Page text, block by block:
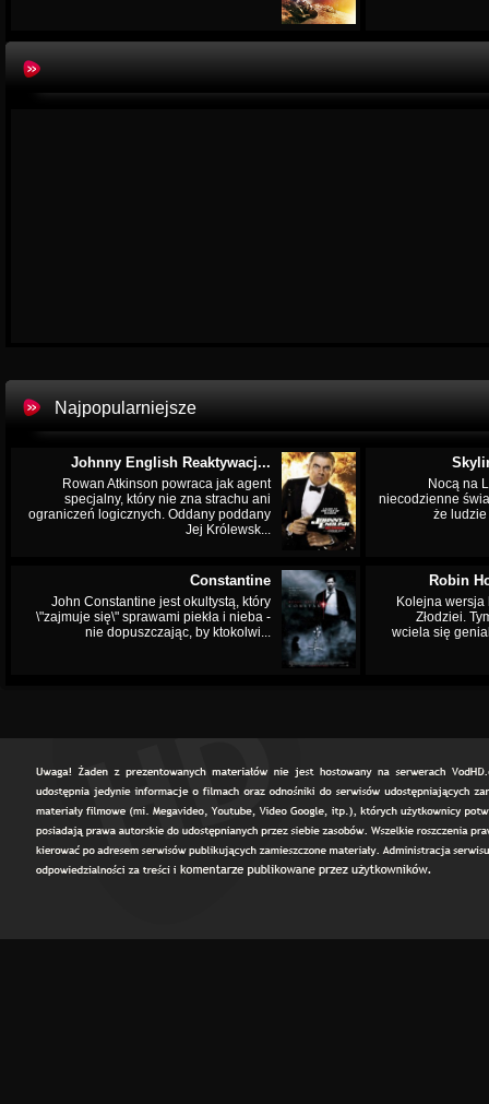
Najpopularniejsze
Johnny English Reaktywacj...
Rowan Atkinson powraca jak agent
specjalny, który nie zna strachu ani
ograniczeń logicznych. Oddany poddany
Jej Królewsk...
Nocą na
niecodzienne
że
Constantine
John Constantine jest okultystą, który
\"zajmuje się\" sprawami piekła i nieba -
nie dopuszczając, by ktokolwi...
Robin
Kolejna wersja
Złodziei.
wciela się